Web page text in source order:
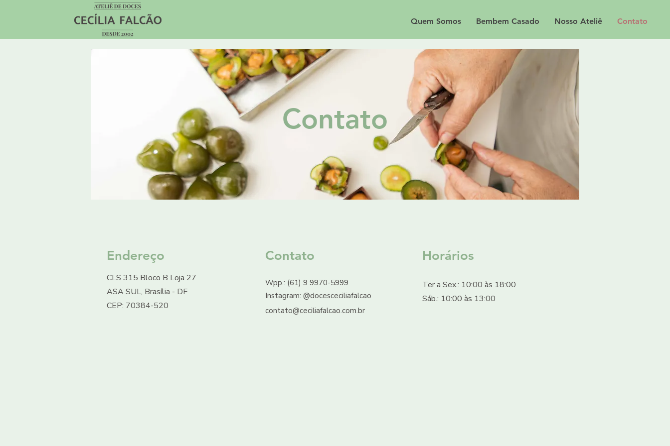
Quem Somos Bembem Casado Nosso Ateliê Contato
Contato
Endereço
CLS 315 Bloco B Loja 27
ASA SUL, Brasília - DF
CEP: 70384-520
Contato
Wpp.: (61) 9 9970-5999
Instagram: @docesceciliafalcao
contato@ceciliafalcao.com.br
Horários
Ter a Sex.: 10:00 às 18:00​
Sáb.: 10:00 às 13:00